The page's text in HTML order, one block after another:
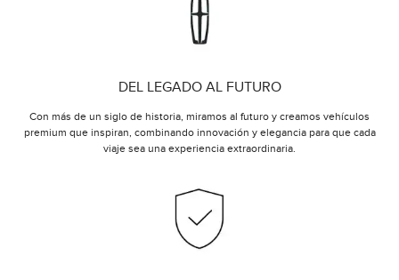
DEL LEGADO AL FUTURO
Con más de un siglo de historia, miramos al futuro y creamos vehículos
premium que inspiran, combinando innovación y elegancia para que cada
viaje sea una experiencia extraordinaria.